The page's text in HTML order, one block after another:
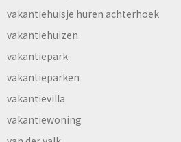
vakantiehuisje huren achterhoek
vakantiehuizen
vakantiepark
vakantieparken
vakantievilla
vakantiewoning